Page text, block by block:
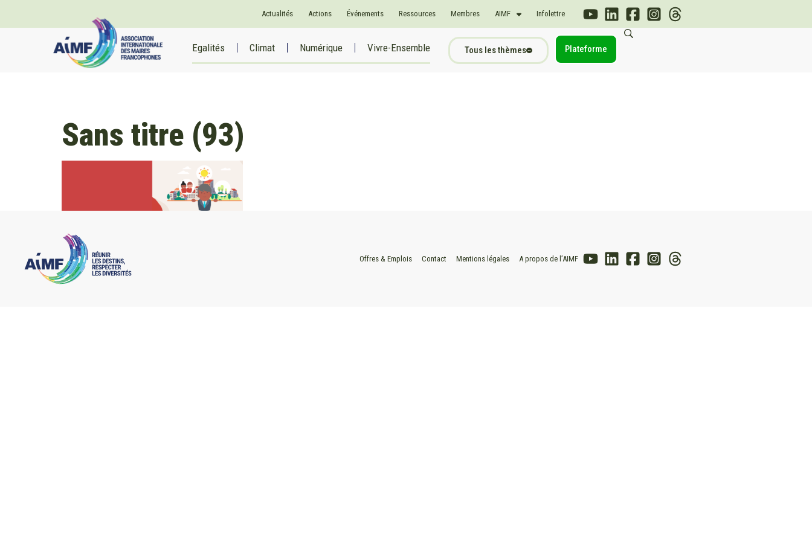
Actualités Actions Événements Ressources Membres AIMF Infolettre
Egalités Climat Numérique Vivre-Ensemble Tous les thèmes Plateforme
Sans titre (93)
Offres & Emplois Contact Mentions légales A propos de l’AIMF